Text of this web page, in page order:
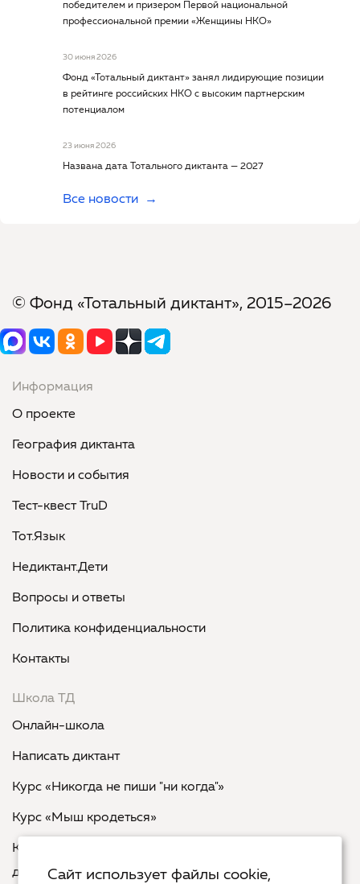
победителем и призером Первой национальной
профессиональной премии «Женщины НКО»
30 июня 2026
Фонд «Тотальный диктант» занял лидирующие позиции
в рейтинге российских НКО с высоким партнерским
потенциалом
23 июня 2026
Названа дата Тотального диктанта — 2027
Все новости
© Фонд «Тотальный диктант», 2015–2026
Информация
О проекте
География диктанта
Новости и события
Тест-квест TruD
Тот.Язык
Недиктант.Дети
Вопросы и ответы
Политика конфиденциальности
Контакты
Школа ТД
Онлайн-школа
Написать диктант
Курс «Никогда не пиши "ни когда"»
Курс «Мыш кродеться»
Курс «Русская пунктуация: болевые точки... и
двоеточия»Сайт использует файлы cookie,